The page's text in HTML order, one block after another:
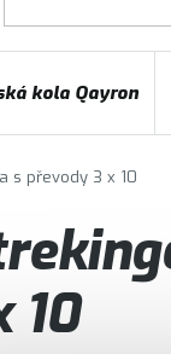
kola Qayron
s převody 3 x 10
10